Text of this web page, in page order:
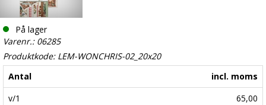
På lager
Varenr.: 06285
Produktkode: LEM-WONCHRIS-02_20x20
Antal
incl. moms
v/1
65,00